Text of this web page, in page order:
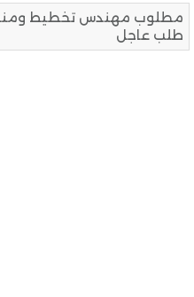
مطلوب مهندس تخطيط
طلب عاجل